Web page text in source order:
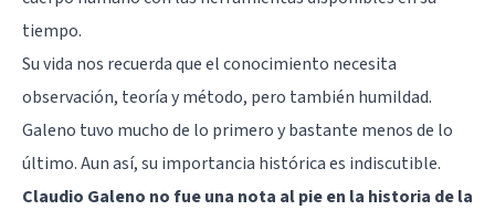
tiempo.
Su vida nos recuerda que el conocimiento necesita
observación, teoría y método, pero también humildad.
Galeno tuvo mucho de lo primero y bastante menos de lo
último. Aun así, su importancia histórica es indiscutible.
Claudio Galeno no fue una nota al pie en la historia de la